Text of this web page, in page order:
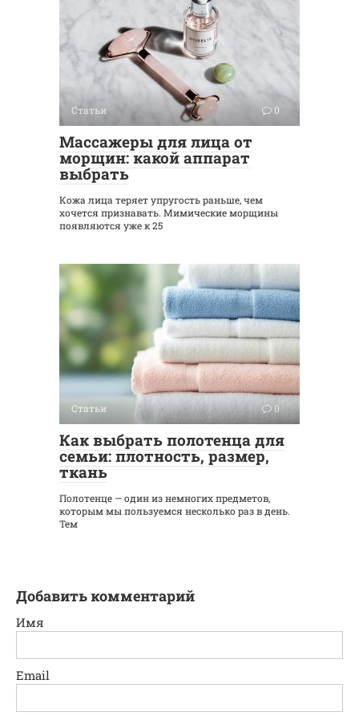
Статьи 0
Массажеры для лица от
морщин: какой аппарат
выбрать
Кожа лица теряет упругость раньше, чем
хочется признавать. Мимические морщины
появляются уже к 25
Статьи 0
Как выбрать полотенца для
семьи: плотность, размер,
ткань
Полотенце — один из немногих предметов,
которым мы пользуемся несколько раз в день.
Тем
Добавить комментарий
Имя
Email